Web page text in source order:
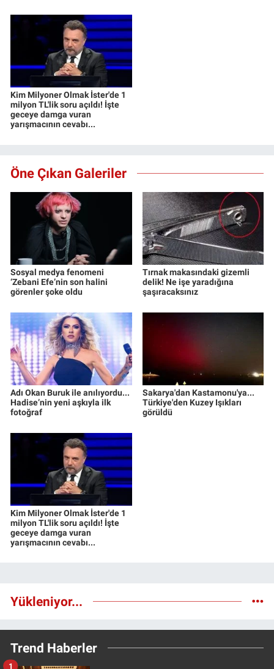
Kim Milyoner Olmak İster'de 1
milyon TL'lik soru açıldı! İşte
geceye damga vuran
yarışmacının cevabı...
Öne Çıkan Galeriler
Sosyal medya fenomeni
‘Zebani Efe’nin son halini
görenler şoke oldu
Tırnak makasındaki gizemli
delik! Ne işe yaradığına
şaşıracaksınız
Adı Okan Buruk ile anılıyordu...
Hadise’nin yeni aşkıyla ilk
fotoğraf
Sakarya'dan Kastamonu'ya...
Türkiye'den Kuzey Işıkları
görüldü
Kim Milyoner Olmak İster'de 1
milyon TL'lik soru açıldı! İşte
geceye damga vuran
yarışmacının cevabı...
Yükleniyor...
Trend Haberler
1